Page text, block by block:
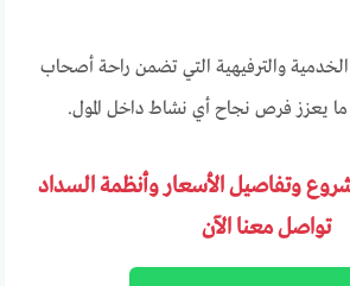
الخدمية والترفيهية التي تضمن راحة أصحاب
ما يعزز فرص نجاح أي نشاط داخل المول.
وتفاصيل الأسعار وأنظمة السداد
تواصل معنا الآن